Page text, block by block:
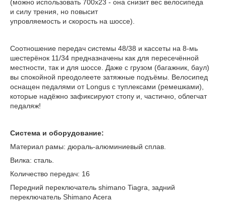
(можно использовать 700х23 - она снизит вес велосипеда
и силу трения, но повысит
упровляемость и скорость на шоссе).
Соотношение передач системы 48/38 и кассеты на 8-мь
шестерёнок 11/34 предназначены как для пересечённой
местности, так и для шоссе. Даже с грузом (багажник, баул)
вы спокойной преодолеете затяжные подъёмы. Велосипед
оснащен педалями от Longus с туплексами (ремешками),
которые надёжно зафиксируют стопу и, частично, облегчат
педаляж!
Система и оборудование:
Материал рамы: дюраль-алюминиевый сплав.
Вилка: сталь.
Количество передач: 16
Передний переключатель shimano Tiagra, задний
переключатель Shimano Acera